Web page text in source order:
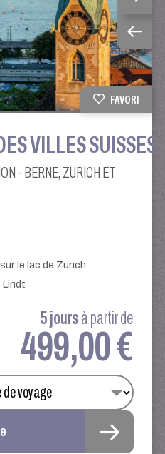
FAVORI
VILLES SUISSES
- BERNE, ZURICH ET
le lac de Zurich
5 joursà partir de
499,00 €